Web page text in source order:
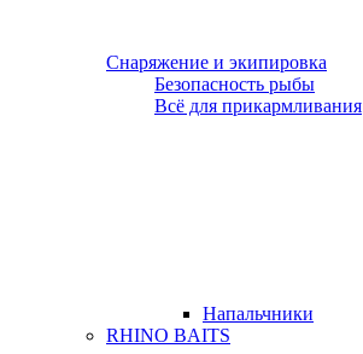
Снаряжение и экипировка
Безопасность рыбы
Всё для прикармливания
Напальчники
RHINO BAITS